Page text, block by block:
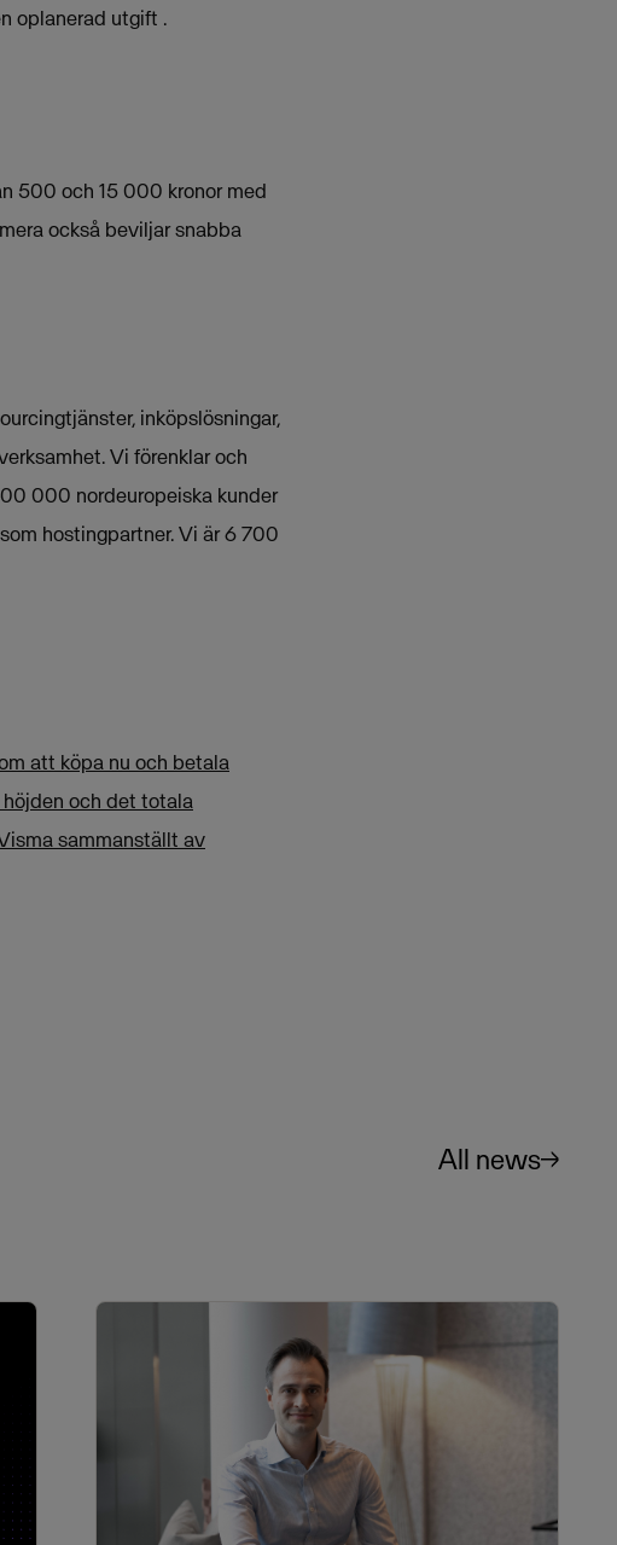
oplanerad utgift .
500 och 15 000 kronor med
också beviljar snabba
inköpslösningar,
Vi förenklar och
000 nordeuropeiska kunder
hostingpartner. Vi är 6 700
att köpa nu och betala
höjden och det totala
sammanställt av
All news